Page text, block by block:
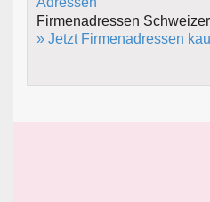
Firmenadressen
» Jetzt Firmenadressen